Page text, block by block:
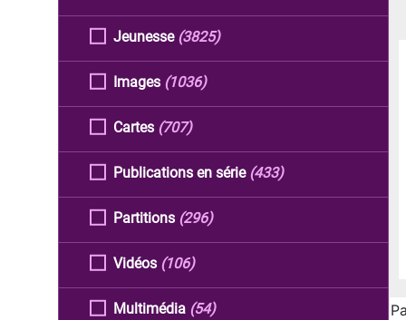
Jeunesse (3825)
Images (1036)
Cartes (707)
Publications en série (433)
Partitions (296)
Vidéos (106)
Multimédia (54)